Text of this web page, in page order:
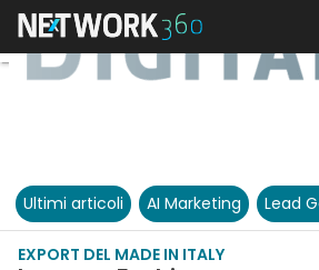
Ultimi articoli AI Marketing Lead
EXPORT DEL MADE IN ITALY